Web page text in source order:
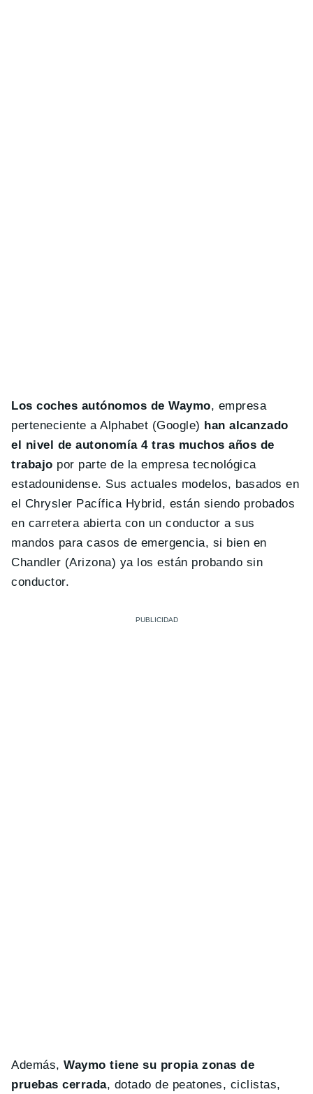
Los coches autónomos de Waymo, empresa
perteneciente a Alphabet (Google) han alcanzado
el nivel de autonomía 4 tras muchos años de
trabajo por parte de la empresa tecnológica
estadounidense. Sus actuales modelos, basados en
el Chrysler Pacífica Hybrid, están siendo probados
en carretera abierta con un conductor a sus
mandos para casos de emergencia, si bien en
Chandler (Arizona) ya los están probando sin
conductor.
Además,Waymo tiene su propia zonas de
pruebas cerrada, dotado de peatones, ciclistas,